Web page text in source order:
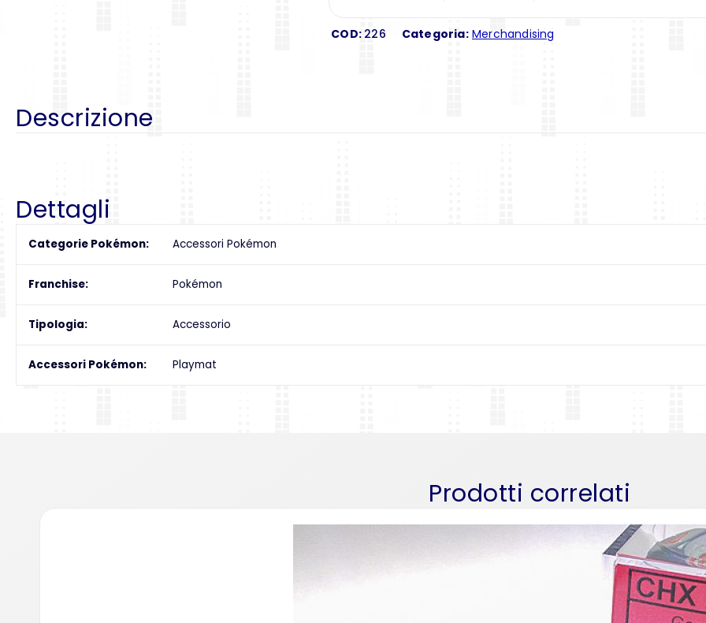
COD: 226 Categoria: Merchandising
Descrizione
Dettagli
Categorie Pokémon Accessori Pokémon
Franchise Pokémon
Tipologia Accessorio
Accessori Pokémon Playmat
Prodotti correlati